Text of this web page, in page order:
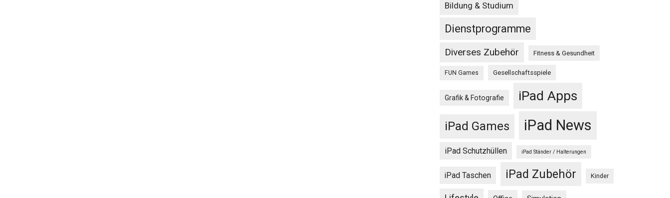
Bildung & Studium
Dienstprogramme
Diverses Zubehör Fitness & Gesundheit
FUN Games Gesellschaftsspiele
Grafik & Fotografie iPad Apps
iPad Games iPad News
iPad Schutzhüllen iPad Ständer / Halterungen
iPad Taschen iPad Zubehör Kinder